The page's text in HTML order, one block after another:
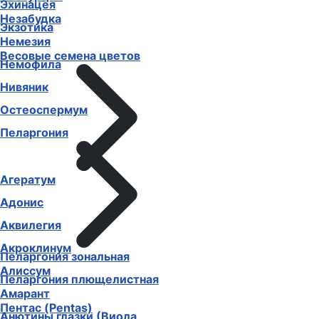
Незабудка
Немезия
Немофила
Нивяник
Остеоспермум
Пеларгония
Пеларгония зональная
Пеларгония плющелистная
Пентас (Pentas)
Эхинацея
Экзотика
Весовые семена цветов
Агератум
Адонис
Аквилегия
Акроклинум
Алиссум
Амарант
Анютины глазки (Виола